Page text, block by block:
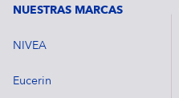
NUESTRAS MARCAS
NIVEA
Eucerin